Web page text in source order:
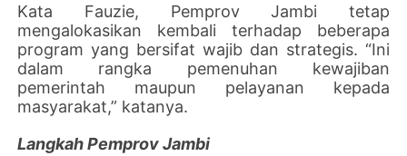
Kata Fauzie, Pemprov Jambi tetap
mengalokasikan kembali terhadap beberapa
program yang bersifat wajib dan strategis. “Ini
dalam rangka pemenuhan kewajiban
pemerintah maupun pelayanan kepada
masyarakat,” katanya.
Langkah Pemprov Jambi